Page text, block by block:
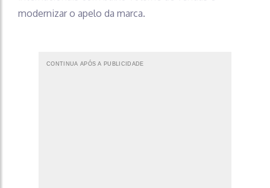
modernizar o apelo da marca.
CONTINUA APÓS A PUBLICIDADE